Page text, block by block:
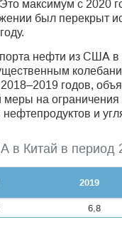
максимум с 2020
был перекрыт
нефти из США
годов,
меры на
и
в Китай в период
2019
6,8